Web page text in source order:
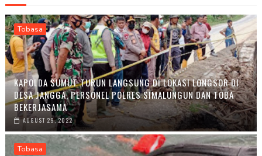
Tobasa
KAPOLDA SUMUT TURUN LANGSUNG DI LOKASI LONGSOR DI
DESA JANGGA, PERSONEL POLRES SIMALUNGUN DAN TOBA
BEKERJASAMA
AUGUST 29, 2022
Tobasa